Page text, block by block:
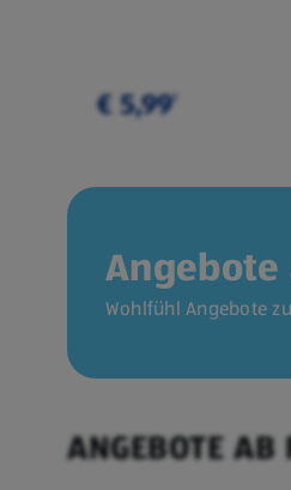
€ 5,99¹
Angebote
Wohlfühl Angebote
ANGEBOTE AB